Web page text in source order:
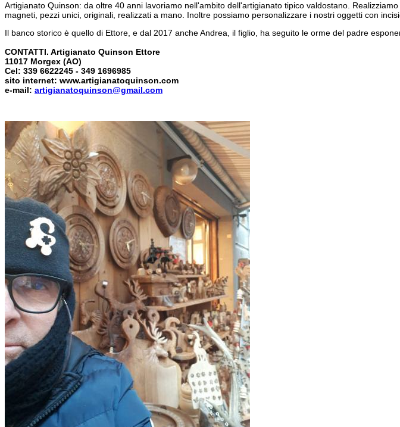
Artigianato Quinson: da oltre 40 anni lavoriamo nell'ambito dell'artigianato tipico valdostano.
magneti, pezzi unici, originali, realizzati a mano. Inoltre possiamo personalizzare i nostri oggetti con
Il banco storico è quello di Ettore, e dal 2017 anche Andrea, il figlio, ha seguito le orme del padre
CONTATTI. Artigianato Quinson Ettore
11017 Morgex (AO)
Cel: 339 6622245 - 349 1696985
sito internet: www.artigianatoquinson.com
e-mail: artigianatoquinson@gmail.com